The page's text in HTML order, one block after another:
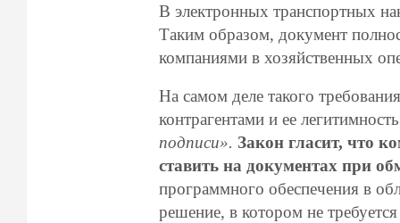
В электронных транспортных
Таким образом, документ
компаниями в хозяйственных
На самом деле такого
контрагентами и ее
подписи». Закон гласит, что
ставить на документах при
программного обеспечения в
решение, в котором не